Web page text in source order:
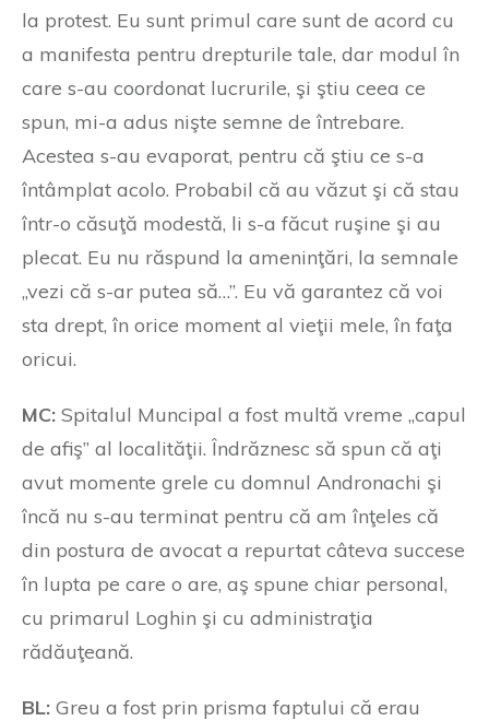
la protest. Eu sunt primul care sunt de acord cu
a manifesta pentru drepturile tale, dar modul în
care s-au coordonat lucrurile, şi ştiu ceea ce
spun, mi-a adus nişte semne de întrebare.
Acestea s-au evaporat, pentru că ştiu ce s-a
întâmplat acolo. Probabil că au văzut şi că stau
într-o căsuţă modestă, li s-a făcut ruşine şi au
plecat. Eu nu răspund la ameninţări, la semnale
„vezi că s-ar putea să…”. Eu vă garantez că voi
sta drept, în orice moment al vieţii mele, în faţa
oricui.
MC: Spitalul Muncipal a fost multă vreme „capul
de afiş” al localităţii. Îndrăznesc să spun că aţi
avut momente grele cu domnul Andronachi şi
încă nu s-au terminat pentru că am înţeles că
din postura de avocat a repurtat câteva succese
în lupta pe care o are, aş spune chiar personal,
cu primarul Loghin şi cu administraţia
rădăuţeană.
BL: Greu a fost prin prisma faptului că erau